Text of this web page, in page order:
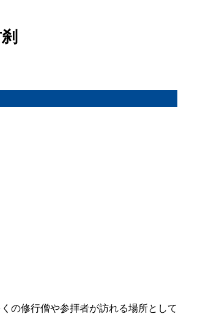
の修行僧や参拝者が訪れる場所として